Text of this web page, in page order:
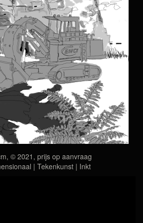
© 2021, prijs op aanvraag
| Tekenkunst | Inkt